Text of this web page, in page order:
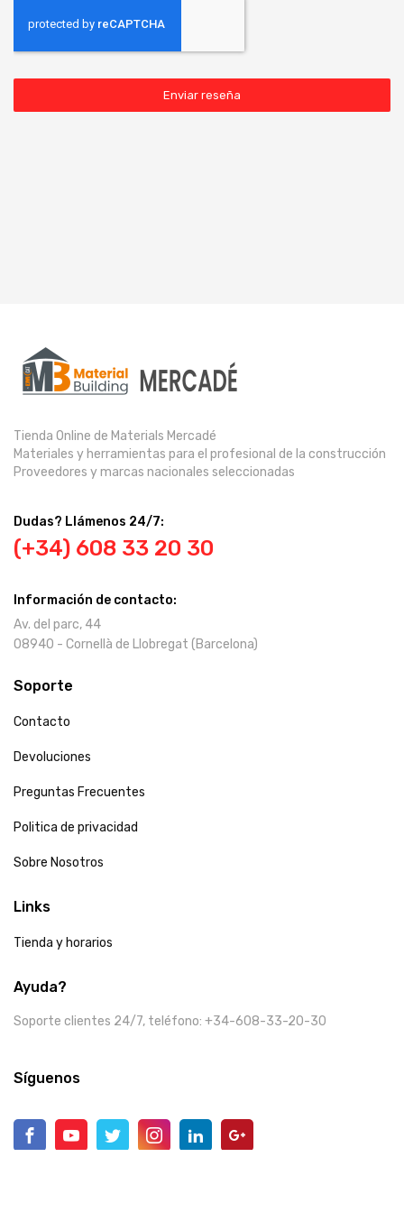
Enviar reseña
Tienda Online de Materials Mercadé
Materiales y herramientas para el profesional de la construcción
Proveedores y marcas nacionales seleccionadas
Dudas? Llámenos 24/7:
(+34) 608 33 20 30
Información de contacto:
Av. del parc, 44
08940 - Cornellà de Llobregat (Barcelona)
Soporte
Contacto
Devoluciones
Preguntas Frecuentes
Politica de privacidad
Sobre Nosotros
Links
Tienda y horarios
Ayuda?
Soporte clientes 24/7, teléfono: +34-608-33-20-30
Síguenos